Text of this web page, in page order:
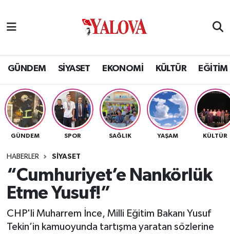
GÜNDEM SİYASET EKONOMİ KÜLTÜR EĞİTİM
GÜNDEM SPOR SAĞLIK YAŞAM KÜLTÜR
HABERLER SİYASET
“Cumhuriyet’e Nankörlük
Etme Yusuf!”
CHP'li Muharrem İnce, Milli Eğitim Bakanı Yusuf
Tekin’in kamuoyunda tartışma yaratan sözlerine
SİYASET
EKONOMİ
KÜLTÜR
BİLİM VE TEKNOLOJİ
ASAYİŞ
SAĞLIK
Yalova Nöbetçi Eczaneler
Yalova Hava Durumu
Yalova Namaz Vakitleri
Yalova Trafik Yoğunluk Haritası
Tüm Manşetler
Son Dakika Haberleri
Haber Arşivi